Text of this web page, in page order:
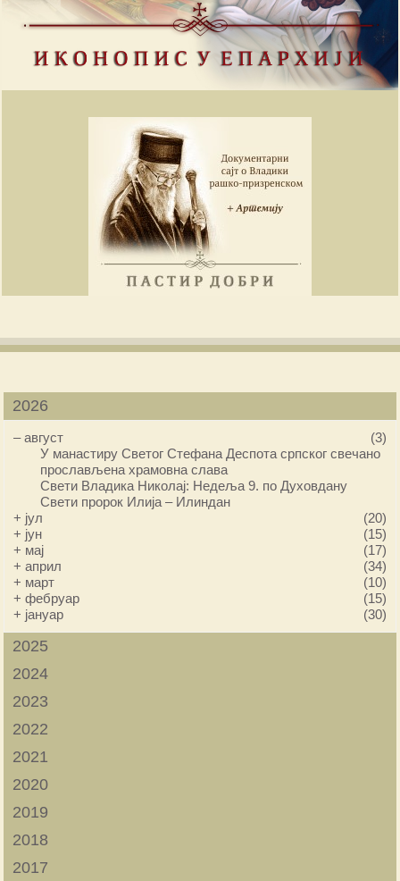
2026
–август
(3)
У манастиру Светог Стефана Деспота српског свечано
прослављена храмовна слава
Свети Владика Николај: Недеља 9. по Духовдану
Свети пророк Илија – Илиндан
+ јул
(20)
+ јун
(15)
+ мај
(17)
+април
(34)
+ март
(10)
+фебруар
(15)
+ јануар (30)
2025
2024
2023
2022
2021
2020
2019
2018
2017